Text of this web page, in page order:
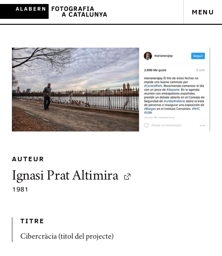
MENU
AUTEUR
Ignasi Prat Altimira
1981
TITRE
Cibercràcia (titol del projecte)